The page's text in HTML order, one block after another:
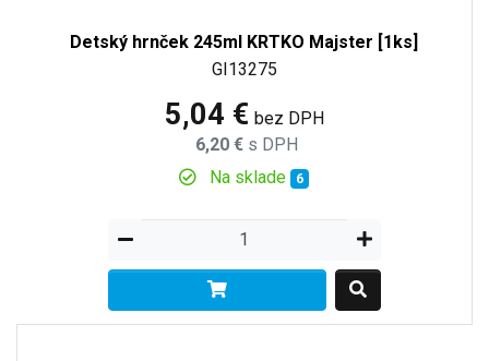
Detský hrnček 245ml KRTKO Majster [1ks]
GI13275
5,04 € bez DPH
6,20 € s DPH
Na sklade 6